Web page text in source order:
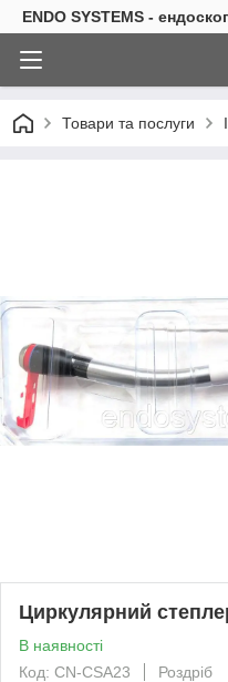
ENDO SYSTEMS -
Товари та послуги
Циркулярний
В наявності
Код: CN-CSA23
Роздріб